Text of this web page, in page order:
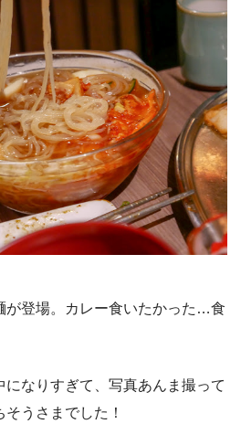
が登場。カレー食いたかった…食
なりすぎて、写真あんま撮って
うさまでした！